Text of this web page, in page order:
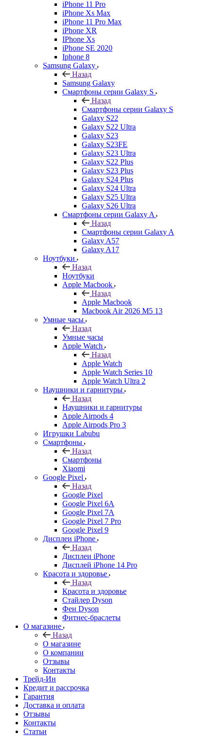
iPhone 11 Pro
iPhone Xs Max
iPhone 11 Pro Max
iPhone XR
IPhone Xs
iPhone SE 2020
Iphone 8
Samsung Galaxy
Назад
Samsung Galaxy
Смартфоны серии Galaxy S
Назад
Смартфоны серии Galaxy S
Galaxy S22
Galaxy S22 Ultra
Galaxy S23
Galaxy S23FE
Galaxy S23 Ultra
Galaxy S22 Plus
Galaxy S23 Plus
Galaxy S24 Plus
Galaxy S24 Ultra
Galaxy S25 Ultra
Galaxy S26 Ultra
Смартфоны серии Galaxy A
Назад
Смартфоны серии Galaxy A
Galaxy A57
Galaxy A17
Ноутбуки
Назад
Ноутбуки
Apple Macbook
Назад
Apple Macbook
Macbook Air 2026 M5 13
Умные часы
Назад
Умные часы
Apple Watch
Назад
Apple Watch
Apple Watch Series 10
Apple Watch Ultra 2
Наушники и гарнитуры
Назад
Наушники и гарнитуры
Apple Airpods 4
Apple Airpods Pro 3
Игрушки Labubu
Смартфоны
Назад
Смартфоны
Xiaomi
Google Pixel
Назад
Google Pixel
Google Pixel 6A
Google Pixel 7А
Google Pixel 7 Pro
Google Pixel 9
Дисплеи iPhone
Назад
Дисплеи iPhone
Дисплей iPhone 14 Pro
Красота и здоровье
Назад
Красота и здоровье
Стайлер Dyson
Фен Dyson
Фитнес-браслеты
О магазине
Назад
О магазине
О компании
Отзывы
Контакты
Трейд-Ин
Кредит и рассрочка
Гарантия
Доставка и оплата
Отзывы
Контакты
Статьи